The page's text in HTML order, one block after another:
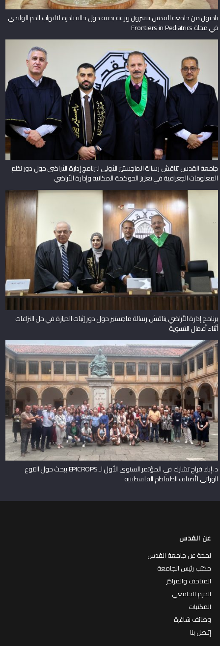
باحثون من جامعة القدس ينشرون ورقة بحثية حول حالة نادرة لالتهاب الدم الوليدي
في مجلة Frontiers in Pediatrics
جامعة القدس تناقش رسالة الماجستير الأولى لبرنامج إدارة الأراضي حول دور نظم
المعلومات الجغرافية في تعزيز الحوكمة المكانية وإدارة الأراضي
برنامج إدارة الأراضي يناقش رسالة ماجستير حول دور إثبات الحيازة في حل النزاعات
أثناء أعمال التسوية
د. إباء فراح تشارك في المؤتمر السنوي الأول لـ EPICROPS ببحث حول التنوع
الوراثي لأصناف الطماطم الفلسطينية
عن القدس
لمحة عن جامعة القدس
مكتب رئيس الجامعة
المتاحف والمراكز
الحرم الجامعي
المكتبات
وظائف شاغرة
إتـصل بنا